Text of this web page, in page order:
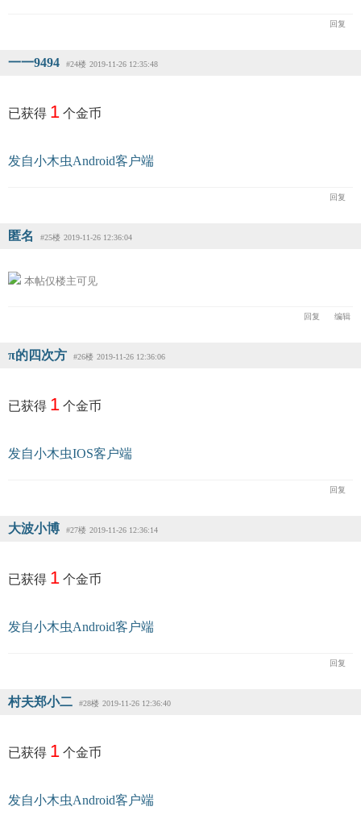
回复
一一9494 #24楼 2019-11-26 12:35:48
已获得 1 个金币
发自小木虫Android客户端
回复
匿名 #25楼 2019-11-26 12:36:04
本帖仅楼主可见
回复 编辑
π的四次方 #26楼 2019-11-26 12:36:06
已获得 1 个金币
发自小木虫IOS客户端
回复
大波小博 #27楼 2019-11-26 12:36:14
已获得 1 个金币
发自小木虫Android客户端
回复
村夫郑小二 #28楼 2019-11-26 12:36:40
已获得 1 个金币
发自小木虫Android客户端